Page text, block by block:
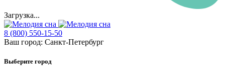
Загрузка...
8 (800) 550-15-50
Ваш город: Санкт-Петербург
Выберите город